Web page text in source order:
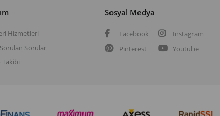
Hizmetleri
Sorulan Sorular
Takibi
Sosyal Medya
Facebook
Instagram
Pinterest
Youtube